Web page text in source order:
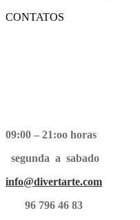
CONTATOS
09:00 – 21:oo horas
segunda a sabado
info@divertarte.com
96 796 46 83